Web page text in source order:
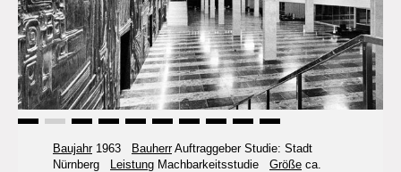
Baujahr1963 BauherrAuftraggeber Studie: Stadt
Nürnberg Leistung Machbarkeitsstudie Größe ca.